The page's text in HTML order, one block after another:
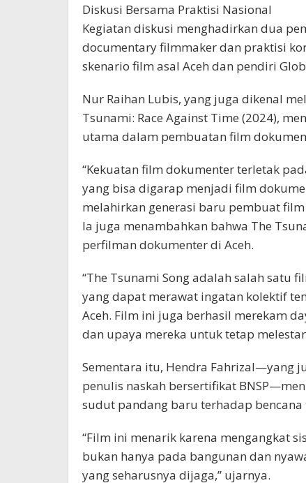
Diskusi Bersama Praktisi Nasional
Kegiatan diskusi menghadirkan dua
documentary filmmaker dan praktisi
skenario film asal Aceh dan pendiri
Nur Raihan Lubis, yang juga dikenal
Tsunami: Race Against Time (2024),
utama dalam pembuatan film
“Kekuatan film dokumenter terletak
yang bisa digarap menjadi film
melahirkan generasi baru pembuat
Ia juga menambahkan bahwa The
perfilman dokumenter di Aceh.
“The Tsunami Song adalah salah satu
yang dapat merawat ingatan kolektif
Aceh. Film ini juga berhasil merekam
dan upaya mereka untuk tetap
Sementara itu, Hendra Fahrizal—yang
penulis naskah bersertifikat
sudut pandang baru terhadap bencana
“Film ini menarik karena mengangkat
bukan hanya pada bangunan dan
yang seharusnya dijaga,” ujarnya.